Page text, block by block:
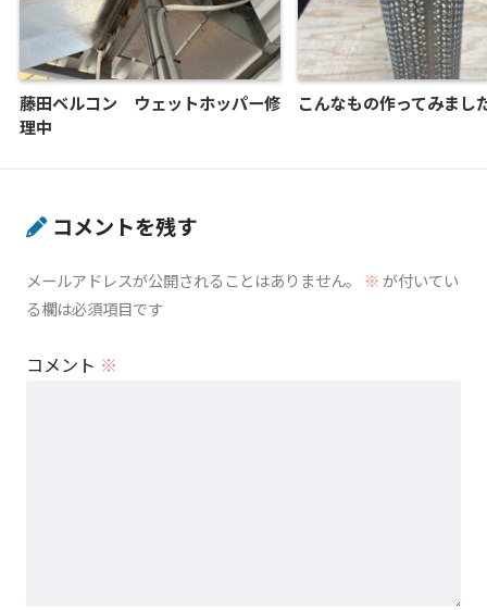
藤田ベルコン ウェットホッパー修
理中
こんなもの作ってみまし
コメントを残す
メールアドレスが公開されることはありません。 ※が付いてい
る欄は必須項目です
コメント ※